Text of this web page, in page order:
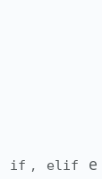
if , elif e